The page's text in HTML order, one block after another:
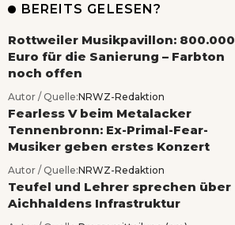
BEREITS GELESEN?
Rottweiler Musikpavillon: 800.000
Euro für die Sanierung – Farbton
noch offen
Autor / Quelle:NRWZ-Redaktion
Fearless V beim Metalacker
Tennenbronn: Ex-Primal-Fear-
Musiker geben erstes Konzert
Autor / Quelle:NRWZ-Redaktion
Teufel und Lehrer sprechen über
Aichhaldens Infrastruktur